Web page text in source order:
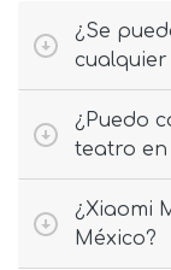
¿Se
cualquier
¿Puedo
teatro en
¿Xiaomi
México?